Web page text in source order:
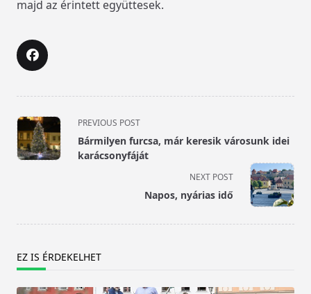
majd az érintett együttesek.
<span
class="nav-
subtitle
PREVIOUS POST
Bármilyen furcsa, már keresik városunk idei
karácsonyfáját
NEXT POST
Napos, nyárias idő
EZ IS ÉRDEKELHET